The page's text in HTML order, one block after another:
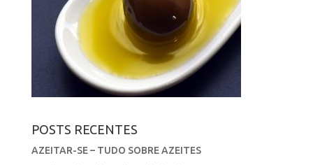
POSTS RECENTES
AZEITAR-SE – TUDO SOBRE AZEITES